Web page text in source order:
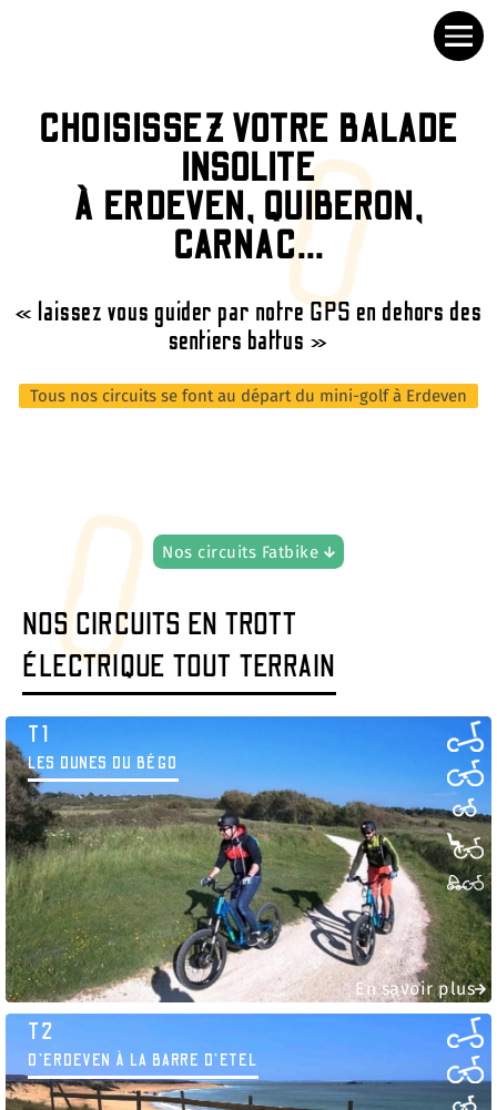
CHOISISSEZ VOTRE BALADE
INSOLITE
À ERDEVEN, QUIBERON,
CARNAC...
« laissez vous guider par notre GPS en dehors des
sentiers battus »
Tous nos circuits se font au départ du mini-golf à Erdeven
Nos circuits Fatbike
NOS CIRCUITS EN TROTT
ÉLECTRIQUE TOUT TERRAIN
T1
LES DUNES DU BÉGO
En savoir plus
T2
D'ERDEVEN À LA BARRE D’ETEL